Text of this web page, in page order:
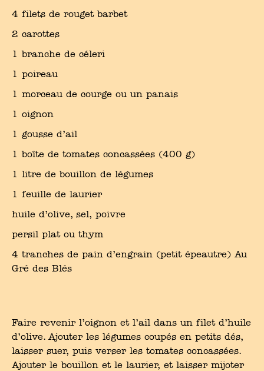
4 filets de rouget barbet
2 carottes
1 branche de céleri
1 poireau
1 morceau de courge ou un panais
1 oignon
1 gousse d’ail
1 boîte de tomates concassées (400 g)
1 litre de bouillon de légumes
1 feuille de laurier
huile d’olive, sel, poivre
persil plat ou thym
4 tranches de pain d’engrain (petit épeautre) Au
Gré des Blés
Faire revenir l’oignon et l’ail dans un filet d’huile
d’olive. Ajouter les légumes coupés en petits dés,
laisser suer, puis verser les tomates concassées.
Ajouter le bouillon et le laurier, et laisser mijoter